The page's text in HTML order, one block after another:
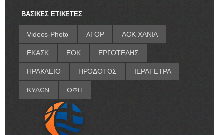
ΒΑΣΙΚΕΣ ΕΤΙΚΕΤΕΣ
Videos-Photo ΑΓΟΡ ΑΟΚ ΧΑΝΙΑ
ΕΚΑΣΚ ΕΟΚ ΕΡΓΟΤΕΛΗΣ
ΗΡΑΚΛΕΙΟ ΗΡΟΔΟΤΟΣ ΙΕΡΑΠΕΤΡΑ
ΚΥΔΩΝ ΟΦΗ